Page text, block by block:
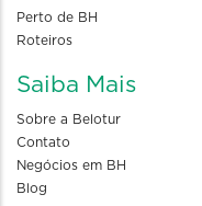
Perto de BH
Roteiros
Saiba Mais
Sobre a Belotur
Contato
Negócios em BH
Blog